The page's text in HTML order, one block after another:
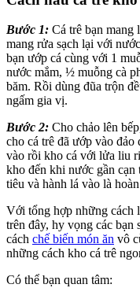
Bước 1: Cá trê bạn mang
mang rửa sạch lại với
bạn ướp cá cùng với 1
nước mắm, ½ muỗng cà
băm. Rồi dùng đũa trộn
ngấm gia vị.
Bước 2: Cho chảo lên
cho cá trê đã ướp vào
vào rồi kho cá với lửa liu
kho đến khi nước gần cạn
tiêu và hành lá vào là
Với tổng hợp những cách
trên đây, hy vọng các bạn
cách chế biến món ăn vô
những cách kho cá trê
Có thể bạn quan tâm: